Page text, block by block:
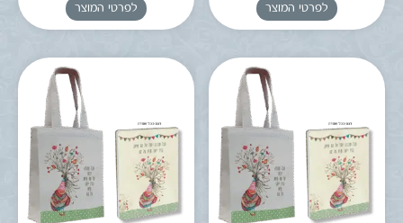
לפרטי המוצר לפרטי המוצר